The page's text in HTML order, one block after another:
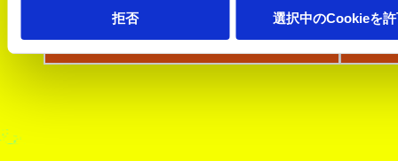
We work with 5 third partieswho
information.
拒否 選択中のCookieを
信開始！
界